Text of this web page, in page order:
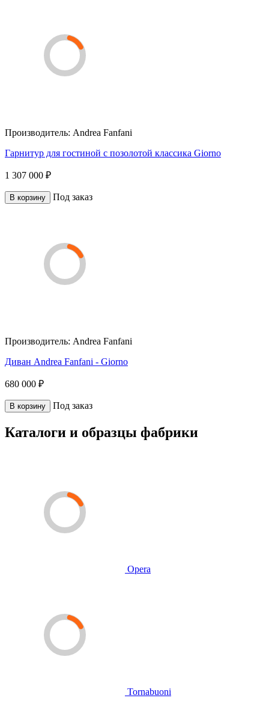
Производитель: Andrea Fanfani
Гарнитур для гостиной с позолотой классика Giorno
1 307 000 ₽
В корзину Под заказ
Производитель: Andrea Fanfani
Диван Andrea Fanfani - Giorno
680 000 ₽
В корзину Под заказ
Каталоги и образцы фабрики
Opera
Tornabuoni